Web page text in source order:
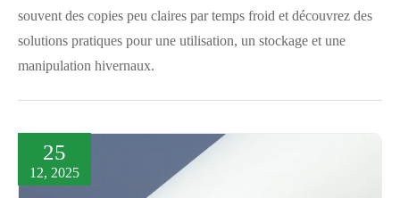
souvent des copies peu claires par temps froid et découvrez des
solutions pratiques pour une utilisation, un stockage et une
manipulation hivernaux.
25
12, 2025